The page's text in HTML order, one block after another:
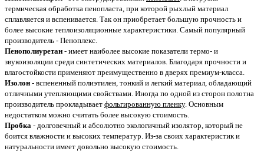
термическая обработка пенопласта, при которой рыхлый материал
сплавляется и вспенивается. Так он приобретает большую прочность и
более высокие теплоизоляционные характеристики. Самый популярный
производитель - Пеноплекс.
Пенополиуретан - имеет наиболее высокие показатели термо- и
звукоизоляции среди синтетических материалов. Благодаря прочности и
влагостойкости применяют преимущественно в дверях премиум-класса.
Изолон - вспененный полиэтилен, тонкий и легкий материал, обладающий
отличными утепляющими свойствами. Иногда по одной из сторон полотна
производитель прокладывает фольгированную пленку. Основным
недостатком можно считать более высокую стоимость.
Пробка - долговечный и абсолютно экологичный изолятор, который не
боится влажности и высоких температур. Из-за своих характеристик и
натуральности имеет довольно высокую стоимость.